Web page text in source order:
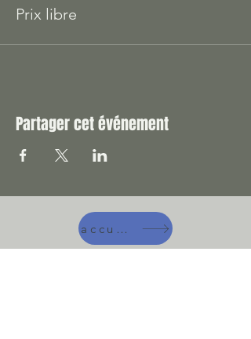
Prix libre
Partager cet événement
accueil